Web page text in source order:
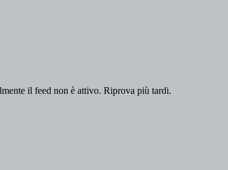
il feed non è attivo. Riprova più tardi.